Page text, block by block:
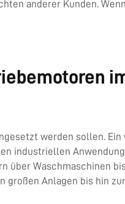
anderer Kunden.
werden sollen.
industriellen
über Waschmaschinen
großen Anlagen bis hin